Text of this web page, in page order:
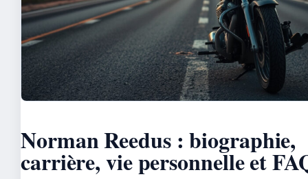
Norman Reedus : biographie,
carrière, vie personnelle et